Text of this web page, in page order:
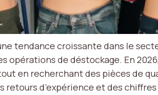
tendance croissante dans le
opérations de déstockage. En
en recherchant des pièces de
retours d’expérience et des